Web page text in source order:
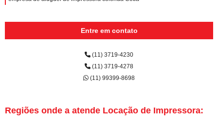
Entre em contato
(11) 3719-4230
(11) 3719-4278
(11) 99399-8698
Regiões onde a atende Locação de Impressora: